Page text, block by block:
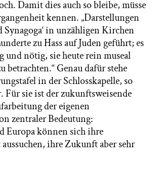
Damit dies auch so bleibe, müsse
kennen. „Darstellungen
Synagoga‘ in unzähligen Kirchen
zu Hass auf Juden geführt; es
und nötig, sie heute rein museal
betrachten.“ Genau dafür stehe
in der Schlosskapelle, so
sie ist der zukunftsweisende
der eigenen
zentraler Bedeutung:
Europa können sich ihre
ihre Zukunft aber sehr